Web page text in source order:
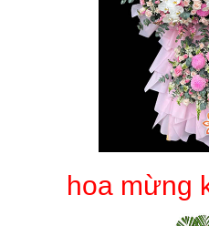
hoa mừng